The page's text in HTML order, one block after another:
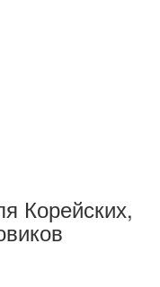
Корейских,